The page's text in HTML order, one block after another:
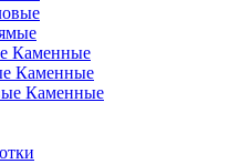
Каменные
Каменные
Каменные